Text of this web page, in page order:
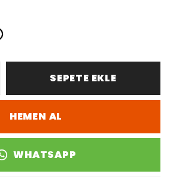
SEPETE EKLE
HEMEN AL
WHATSAPP